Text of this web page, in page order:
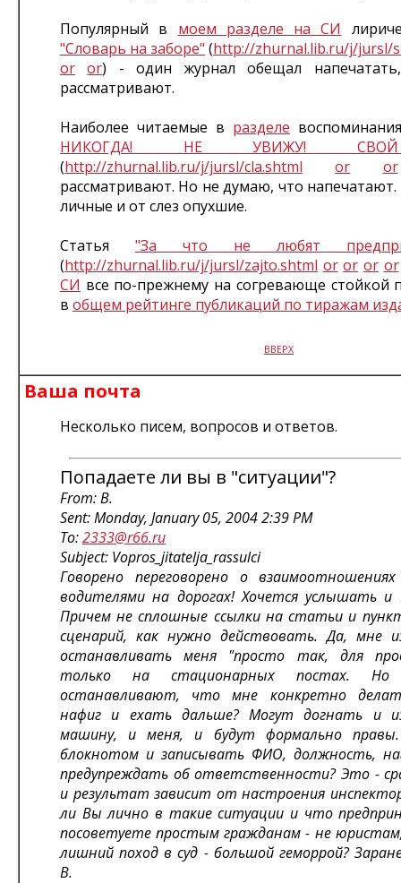
Популярный в моем разделе на СИ
"Словарь на заборе" (http://zhurnal.lib.ru/j/jursl/
or
or) - один журнал обещал
рассматривают.
Наиболее читаемые в разделе
НИКОГДА! НЕ УВИЖУ!
(http://zhurnal.lib.ru/j/jursl/cla.shtml or
or
рассматривают. Но не думаю, что
личные и от слез опухшие.
Статья "За что не любят
(http://zhurnal.lib.ru/j/jursl/zajto.shtml or or or or
СИ все по-прежнему на согревающе стойкой
в общем рейтинге публикаций по тиражам
ВВЕРХ
Ваша почта
Несколько писем, вопросов и ответов.
Попадаете ли вы в "ситуации"?
From: В.
Sent: Monday, January 05, 2004 2:39 PM
To:2333@r66.ru
Subject: Vopros_jitatelja_rassulci
Говорено переговорено о
водителями на дорогах! Хочется услышать
Причем не сплошные ссылки на статьи и
сценарий, как нужно действовать. Да, мне
останавливать меня "просто так, для
только на стационарных постах.
останавливают, что мне конкретно
нафиг и ехать дальше? Могут догнать и
машину, и меня, и будут формально
блокнотом и записывать ФИО, должность,
предупреждать об ответственности? Это -
и результат зависит от настроения
ли Вы лично в такие ситуации и что
посоветуете простым гражданам - не
лишний поход в суд - большой геморрой?
В.